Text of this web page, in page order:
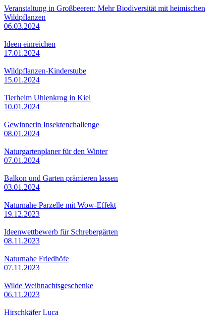
Veranstaltung in Großbeeren: Mehr Biodiversität mit heimischen
Wildpflanzen
06.03.2024
Ideen einreichen
17.01.2024
Wildpflanzen-Kinderstube
15.01.2024
Tierheim Uhlenkrog in Kiel
10.01.2024
Gewinnerin Insektenchallenge
08.01.2024
Naturgartenplaner für den Winter
07.01.2024
Balkon und Garten prämieren lassen
03.01.2024
Naturnahe Parzelle mit Wow-Effekt
19.12.2023
Ideenwettbewerb für Schrebergärten
08.11.2023
Naturnahe Friedhöfe
07.11.2023
Wilde Weihnachtsgeschenke
06.11.2023
Hirschkäfer Luca